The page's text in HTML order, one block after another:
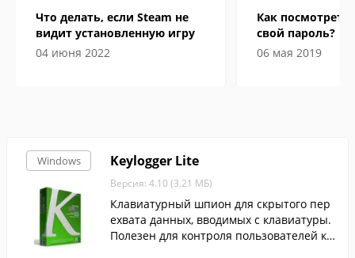
Что делать, если Steam не
видит установленную игру
04 июня 2022
Как посмотреть
свой пароль?
06 мая 2019
Windows Keylogger Lite
Версия: 4.10 (3.21 МБ)
Клавиатурный шпион для скрытого пер
ехвата данных, вводимых с клавиатуры.
Полезен для контроля пользователей ко